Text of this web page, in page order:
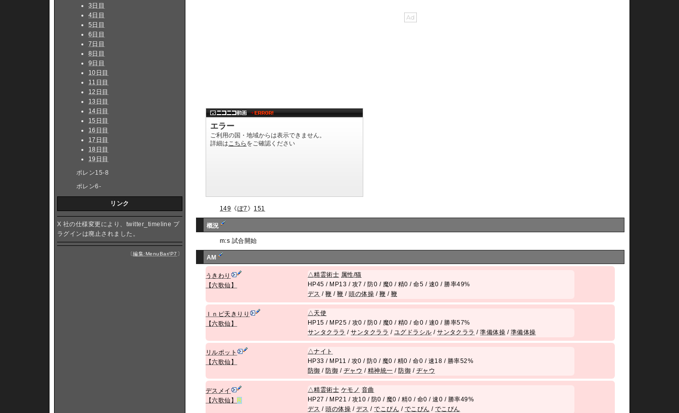
149 《ぽ7 》 151
概況
m:s 試合開始
AM
うきわり
【六歌仙】
△精霊術士 属性/猫
HP45 / MP13 / 攻7 / 防0 / 魔0 / 精0 / 命5 / 速0 / 勝率49%
デス /鞭 /鞭 /頭の体操 / 鞭 / 鞭
Ｉｎピ天きりり
【六歌仙】
△天使
HP15 / MP25 / 攻0 / 防0 / 魔0 / 精0 / 命0 / 速0 / 勝率57%
サンタクララ /サンタクララ / ユグドラシル /サンタクララ /準備体操 / 準備体操
リルポット
【六歌仙】
△ナイト
HP33 / MP11 / 攻0 / 防0 / 魔0 / 精0 / 命0 / 速18 / 勝率52%
防御 /防御 / ヂャウ / 精神統一 /防御 / ヂャウ
デスメイ
【六歌仙】 R
△精霊術士 ケモノ 音曲
HP27 / MP21 / 攻10 / 防0 / 魔0 / 精0 / 命0 / 速0 / 勝率49%
デス /頭の体操 / デス /でこぴん / でこぴん / でこぴん
3日目
4日目
5日目
6日目
7日目
8日目
9日目
10日目
11日目
12日目
13日目
14日目
15日目
16日目
17日目
18日目
19日目
ポレン15-8
ポレン6-
リンク
X 社の仕様変更により、twitter_timeline プ
ラグインは廃止されました。
〔編集:MenuBar/P7 〕